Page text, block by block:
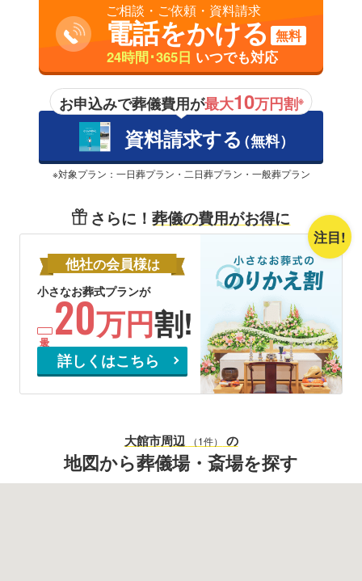
ご相談・ご依頼・資料請求
電話をかける 無料
24時間･365日 いつでも対応
お申込みで葬儀費用が最大10万円割※
資料請求する（無料）
※対象プラン：一日葬プラン・二日葬プラン・一般葬プラン
さらに！葬儀の費用がお得に
注目!
他社の会員様は
小さなお葬式プランが
20万円割!
詳しくはこちら
大館市周辺 （1件） の
地図から葬儀場・斎場を探す